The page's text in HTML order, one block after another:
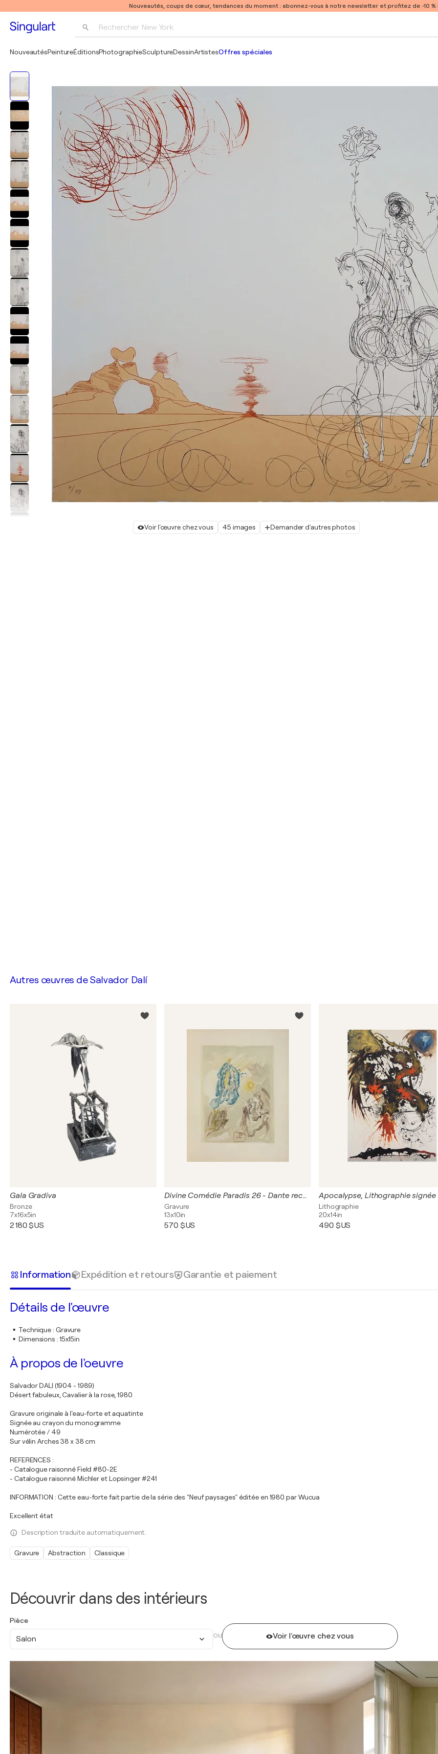
Nouveautés, coups de cœur, tendances du moment : abonnez-vous à notre newsletter et profitez de -10
Rechercher New York
Pablo Picasso
NouveautésPeintureÉditionsPhotographieSculptureDessinArtistesOffres spéciales
Voir l'œuvre chez vous 45 images Demander d'autres photos
Découvrir dans des intérieurs
Pièce
Salon OU Voir l'œuvre chez vous
Autres œuvres deSalvador Dalí
Gala Gradiva
Bronze
7x16x5in
2 180 $US
Divine Comédie Paradis 26 - Dante recouvre la vue
Gravure
13x10in
570 $US
Apocalypse, Lithographie signée
Lithographie
20x14in
490 $US
Information Expédition et retours Garantie et paiement
Détails de l'œuvre
Technique: Gravure
Dimensions : 15x15in
À propos de l'oeuvre
Salvador DALI (1904 - 1989)
Désert fabuleux, Cavalier à la rose, 1980
Gravure originale à l'eau-forte et aquatinte
Signée au crayon du monogramme
Numérotée / 49
Sur vélin Arches 38 x 38 cm
REFERENCES :
- Catalogue raisonné Field #80-2E
- Catalogue raisonné Michler et Lopsinger #241
INFORMATION : Cette eau-forte fait partie de la série des "Neuf paysages" éditée en 1980 par Wucua
Excellent état
Description traduite automatiquement.
Gravure Abstraction Classique